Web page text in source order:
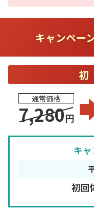
キャンペー
通常価格
7,280円
キ
初回